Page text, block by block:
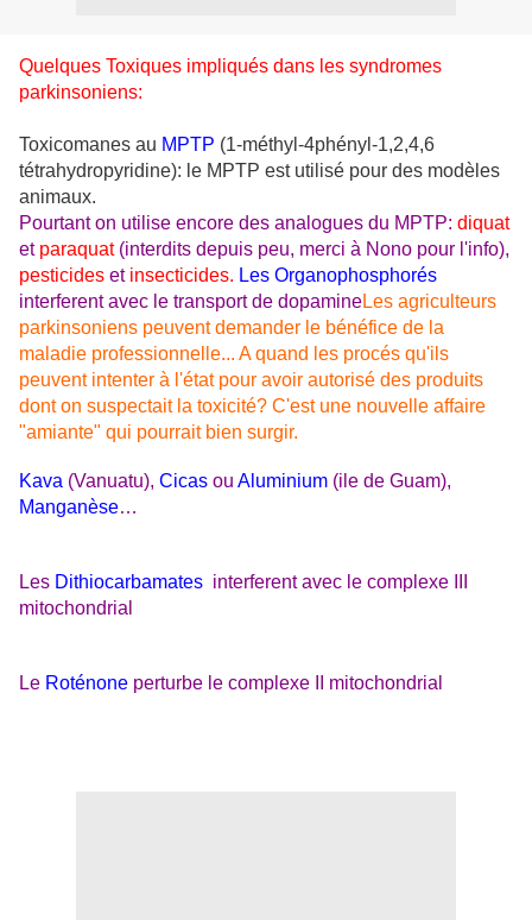
Quelques Toxiques impliqués dans les syndromes
parkinsoniens:
Toxicomanes au MPTP (1-méthyl-4phényl-1,2,4,6
tétrahydropyridine): le MPTP est utilisé pour des modèles
animaux.
Pourtant on utilise encore des analogues du MPTP: diquat
et paraquat(interdits depuis peu, merci à Nono pour l'info),
pesticides et insecticides. Les Organophosphorés
interferent avec le transport de dopamineLes agriculteurs
parkinsoniens peuvent demander le bénéfice de la
maladie professionnelle... A quand les procés qu'ils
peuvent intenter à l'état pour avoir autorisé des produits
dont on suspectait la toxicité? C'est une nouvelle affaire
"amiante" qui pourrait bien surgir.
Kava (Vanuatu), Cicas ou Aluminium (ile de Guam),
Manganèse…
Les Dithiocarbamates interferent avec le complexe III
mitochondrial
Le Roténone perturbe le complexe II mitochondrial